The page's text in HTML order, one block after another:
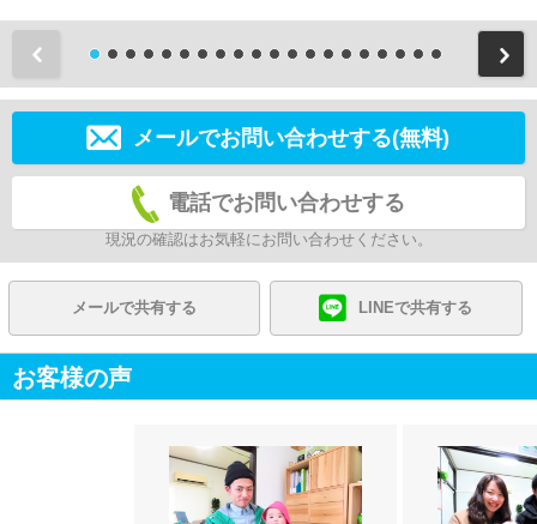
メールでお問い合わせする(無料)
電話でお問い合わせする
現況の確認はお気軽にお問い合わせください。
メールで共有する LINEで共有する
お客様の声